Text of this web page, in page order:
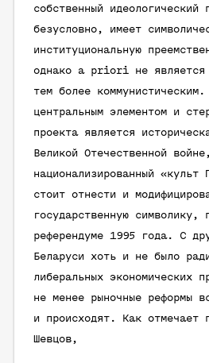
собственный
безусловно, имеет
институциональную
однако a priori не является
тем более
центральным элементом и
проекта является
Великой Отечественной
национализированный
стоит отнести и
государственную символику,
референдуме 1995 года. С
Беларуси хоть и не было
либеральных экономических
не менее рыночные реформы
и происходят. Как отмечает
Шевцов,